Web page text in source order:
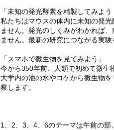
「未知の発光酵素を精製してみよう
私たちはマウスの体内に未知の発
ません。発光のしくみがわかれば
ません。最新の研究につながる実験
「スマホで微生物を見てみよう」
今から350年前、人類で初めて微生
大学内の池の水やコケから微生物
察します。
1、2、3、4、6のテーマは午前の部